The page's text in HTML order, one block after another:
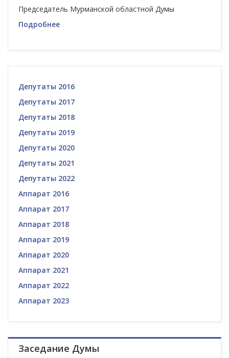
Председатель Мурманской областной Думы
Подробнее
Депутаты 2016
Депутаты 2017
Депутаты 2018
Депутаты 2019
Депутаты 2020
Депутаты 2021
Депутаты 2022
Аппарат 2016
Аппарат 2017
Аппарат 2018
Аппарат 2019
Аппарат 2020
Аппарат 2021
Аппарат 2022
Аппарат 2023
Заседание Думы